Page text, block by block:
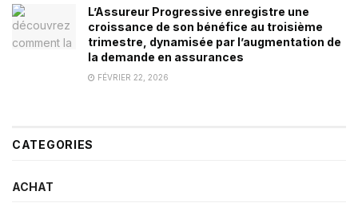
L’Assureur Progressive enregistre une
croissance de son bénéfice au troisième
trimestre, dynamisée par l’augmentation de
la demande en assurances
FÉVRIER 22, 2026
CATEGORIES
ACHAT